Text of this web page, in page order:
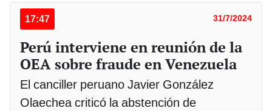
17:47 31/7/2024
Perú interviene en reunión de la
OEA sobre fraude en Venezuela
El canciller peruano Javier González
Olaechea criticó la abstención de